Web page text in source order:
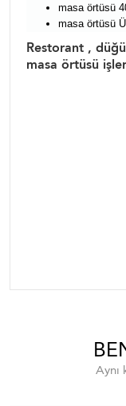
masa örtüsü
masa örtüsü
Restorant ,
masa örtüsü
Aynı